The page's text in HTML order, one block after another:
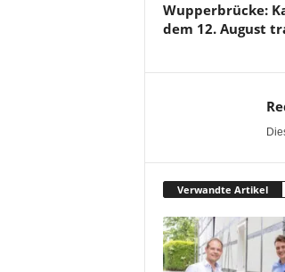
Wupperbrücke:
dem 12. August
Verwandte Artikel